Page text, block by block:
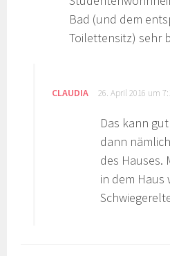
Bad (und dem
Toilettensitz) sehr
CLAUDIA 26. April 2016 um
Das kann
dann
des Hauses.
in dem Haus